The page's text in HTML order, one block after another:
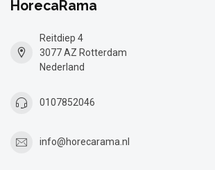
HorecaRama
Reitdiep 4
3077 AZ Rotterdam
Nederland
0107852046
info@horecarama.nl